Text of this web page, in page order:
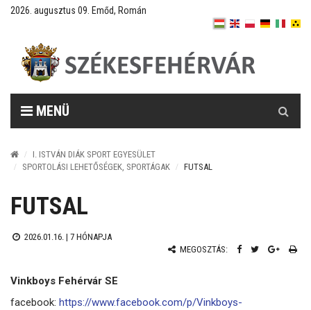
2026. augusztus 09. Emőd, Román
MENÜ
I. ISTVÁN DIÁK SPORT EGYESÜLET
SPORTOLÁSI LEHETŐSÉGEK, SPORTÁGAK
FUTSAL
FUTSAL
2026.01.16. | 7 HÓNAPJA
MEGOSZTÁS:
Vinkboys Fehérvár SE
facebook: https://www.facebook.com/p/Vinkboys-